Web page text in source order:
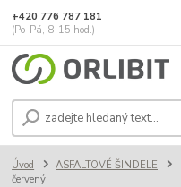
+420 776 787 181
(Po-Pá, 8-15 hod.)
Úvod ASFALTOVÉ ŠINDELE
červený